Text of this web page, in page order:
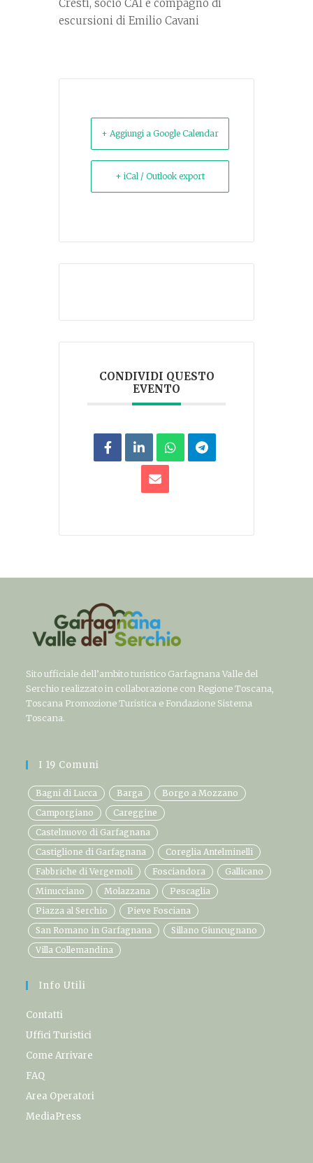
Cresti, socio CAI e compagno di
escursioni di Emilio Cavani
+ Aggiungi a Google Calendar
+ iCal / Outlook export
CONDIVIDI QUESTO
EVENTO
Sito ufficiale dell’ambito turistico Garfagnana Valle del
Serchio realizzato in collaborazione con Regione Toscana,
Toscana Promozione Turistica e Fondazione Sistema
Toscana.
I 19 Comuni
Bagni di Lucca Barga
Borgo a Mozzano
Camporgiano
Careggine
Castelnuovo di Garfagnana
Castiglione di Garfagnana
Coreglia Antelminelli
Fabbriche di Vergemoli
Fosciandora
Gallicano
Minucciano
Molazzana
Pescaglia
Piazza al Serchio
Pieve Fosciana
San Romano in Garfagnana
Sillano Giuncugnano
Villa Collemandina
Info Utili
Contatti
Uffici Turistici
Come Arrivare
FAQ
Area Operatori
MediaPress